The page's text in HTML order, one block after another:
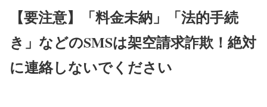
【要注意】「料金未納」「法的手続
き」などのSMSは架空請求詐欺！絶対
に連絡しないでください